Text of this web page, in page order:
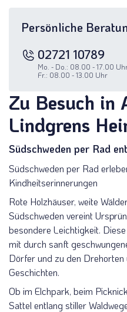
Zu Besuch in
Lindgrens
Südschweden per Rad
Südschweden per Rad
Kindheitserinnerungen
Rote Holzhäuser, weite
Südschweden vereint
besondere Leichtigkeit.
mit durch sanft
Dörfer und zu den
Geschichten.
Ob im Elchpark, beim
Sattel entlang stiller
Persönliche
02721 10789
Mo. - Do.: 08.00 - 17.00
Fr.: 08.00 - 13.00 Uhr